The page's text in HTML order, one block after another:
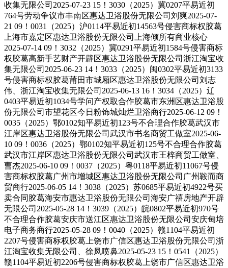
收集无限公司2025-07-23 15！3030（2025）冀0207平易近初
764号劳动争议市丰南区惠达卫浴股份无限公司刘爽2025-07-
21 09！0031（2025）沪0114平易近初14563号侵害商标权胶葛
上海市嘉定区惠达卫浴股份无限公司上海倾所有商业核心
2025-07-14 09！3032（2025）冀0291平易近初1584号侵害商标
权胶葛高新手艺财产开辟区惠达卫浴股份无限公司浙江淘宝收
集无限公司2025-06-23 14！3033（2025）闽0302平易近初3133
号侵害商标权胶葛莆田市城厢区惠达卫浴股份无限公司刘志
伟、浙江淘宝收集无限公司2025-06-13 16！3034（2025）辽
0403平易近初1034号学问产权取合作胶葛市东洲区惠达卫浴股
份无限公司市望花区今日粉饰城灿烂卫浴商行2025-06-12 09！
0035（2025）鄂0102知平易近初123号不合理合作胶葛武汉市
江岸区惠达卫浴股份无限公司武汉市书名商贸工做室2025-06-
10 09！0036（2025）鄂0102知平易近初125号不合理合作胶葛
武汉市江岸区惠达卫浴股份无限公司武汉市王梓商贸工做室、
曹杰2025-06-10 09！0037（2025）粤0118平易近初11067号侵
害商标权胶葛广州市增城区惠达卫浴股份无限公司广州鞍而商
贸商行2025-06-05 14！3038（2025）苏0685平易近初4922号买
卖合同胶葛海安市惠达卫浴股份无限公司海安广禧房地产开辟
无限公司2025-05-28 14！3039（2025）皖0802平易近初970号
不合理合作胶葛安庆市送江区惠达卫浴股份无限公司安庆甸培
电子商务商行2025-05-28 09！0040（2025）赣1104平易近初
2207号侵害商标权胶葛上饶市广信区惠达卫浴股份无限公司浙
江淘宝收集无限公司、徐凤喷鼻2025-05-23 15！0541（2025）
赣1104平易近初2206号侵害商标权胶葛上饶市广信区惠达卫浴